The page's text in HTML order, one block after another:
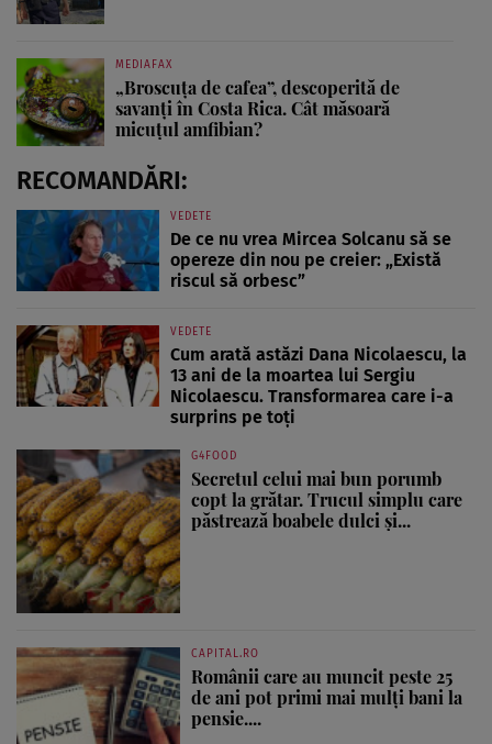
MEDIAFAX
„Broscuța de cafea”, descoperită de
savanți în Costa Rica. Cât măsoară
micuțul amfibian?
RECOMANDĂRI:
VEDETE
De ce nu vrea Mircea Solcanu să se
opereze din nou pe creier: „Există
riscul să orbesc”
VEDETE
Cum arată astăzi Dana Nicolaescu, la
13 ani de la moartea lui Sergiu
Nicolaescu. Transformarea care i-a
surprins pe toți
G4FOOD
Secretul celui mai bun porumb
copt la grătar. Trucul simplu care
păstrează boabele dulci și...
CAPITAL.RO
Românii care au muncit peste 25
de ani pot primi mai mulți bani la
pensie....